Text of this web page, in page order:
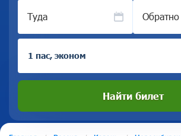
Туда Обратно
1 пас, эконом
Найти билет